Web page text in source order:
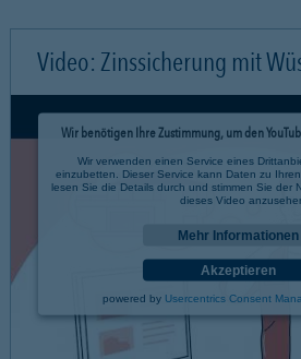
Video: Zinssicherung mit
Wir benötigen Ihre Zustimmung, um den
Wir verwenden einen Service eines
einzubetten. Dieser Service kann Daten zu
lesen Sie die Details durch und stimmen Sie der
dieses Video
Mehr Informationen
Akzeptieren
powered by Usercentrics Consent